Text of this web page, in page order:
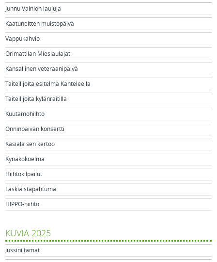
Junnu Vainion lauluja
Kaatuneitten muistopäivä
Vappukahvio
Orimattilan Mieslaulajat
Kansallinen veteraanipäivä
Taiteilijoita esitelmä Kanteleella
Taiteilijoita kylänraitilla
Kuutamohiihto
Onninpäivän konsertti
Käsiala sen kertoo
Kynäkokoelma
Hiihtokilpailut
Laskiaistapahtuma
HIPPO-hiihto
KUVIA 2025
Jussiniltamat